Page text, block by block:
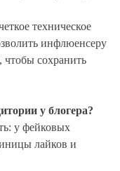
техническое
инфлюенсеру
чтобы сохранить
у блогера?
у фейковых
лайков и